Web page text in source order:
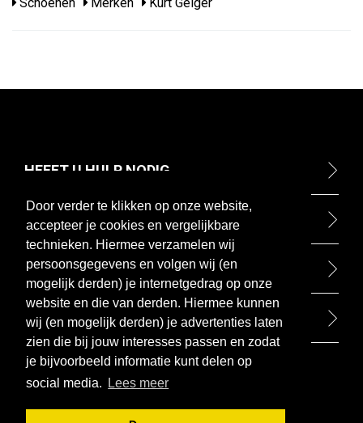
Door verder te klikken op onze website,
accepteer je cookies en vergelijkbare
technieken. Hiermee verzamelen wij
persoonsgegevens en volgen wij (en
mogelijk derden) je internetgedrag op onze
website en die van derden. Hiermee kunnen
wij (en mogelijk derden) je advertenties laten
zien die bij jouw interesses passen en zodat
je bijvoorbeeld informatie kunt delen op
social media.
Lees meer
HEEFT U HULP NODIG
ONTDEK
BETAALMETHODEN
BEZOEK ONZE WINKEL